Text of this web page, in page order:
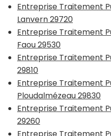
Entreprise Traitement
Lanvern 29720
Entreprise Traitement
Faou 29530
Entreprise Traitement
29810
Entreprise Traitement
Ploudalmézeau 29830
Entreprise Traitement
29260
Entreprise Traitement